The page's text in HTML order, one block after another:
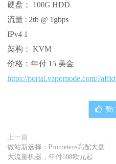
硬盘； 100G HDD
流量 : 2tb @ 1gbps
IPv4 1
架构： KVM
价格：年付 15 美金
https://portal.vapornode.com/
赞(
上一篇
做站新选择：Prometeus高配大盘
大流量机器，年付108欧元起